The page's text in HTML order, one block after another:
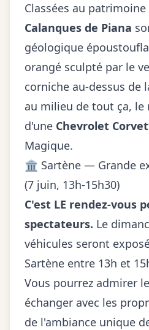
Classées au
Calanques de Piana
géologique
orangé sculpté par le
corniche au-dessus de
au milieu de tout ça,
d'une Chevrolet
Magique.
🏛️ Sartène — Grande
(7 juin, 13h-15h30)
C'est LE rendez-vous
spectateurs. Le
véhicules seront
Sartène entre 13h et
Vous pourrez admirer
échanger avec les
de l'ambiance unique